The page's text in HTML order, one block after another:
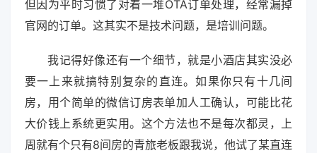
但因为平时习惯了对着一堆OTA订单处理，经常漏掉
官网的订单。这其实不是技术问题，是培训问题。
我记得好像还有一个细节，就是小酒店其实没必
要一上来就搞特别复杂的直连。如果你只有十几间
房，用个简单的微信订房表单加人工确认，可能比花
大价钱上系统更实用。这个方法也不是每次都灵，上
周就有个只有8间房的青旅老板跟我说，他试了某直连